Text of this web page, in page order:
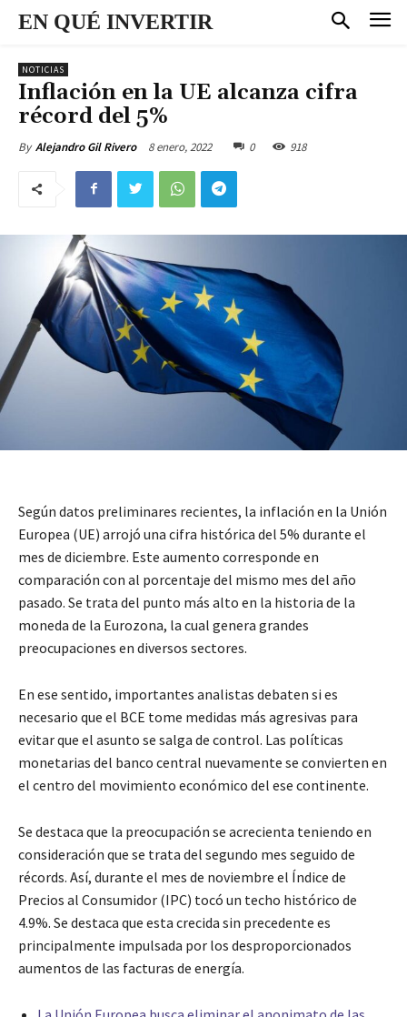
EN QUÉ INVERTIR
NOTICIAS
Inflación en la UE alcanza cifra
récord del 5%
By Alejandro Gil Rivero 8 enero, 2022 0 918
Según datos preliminares recientes, la inflación en la Unión
Europea (UE) arrojó una cifra histórica del 5% durante el
mes de diciembre. Este aumento corresponde en
comparación con al porcentaje del mismo mes del año
pasado. Se trata del punto más alto en la historia de la
moneda de la Eurozona, la cual genera grandes
preocupaciones en diversos sectores.
En ese sentido, importantes analistas debaten si es
necesario que el BCE tome medidas más agresivas para
evitar que el asunto se salga de control. Las políticas
monetarias del banco central nuevamente se convierten en
el centro del movimiento económico del ese continente.
Se destaca que la preocupación se acrecienta teniendo en
consideración que se trata del segundo mes seguido de
récords. Así, durante el mes de noviembre el Índice de
Precios al Consumidor (IPC) tocó un techo histórico de
4.9%. Se destaca que esta crecida sin precedente es
principalmente impulsada por los desproporcionados
aumentos de las facturas de energía.